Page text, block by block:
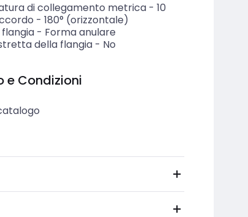
di collegamento metrica- 10
- 180° (orizzontale)
- Forma anulare
della flangia- No
e Condizioni